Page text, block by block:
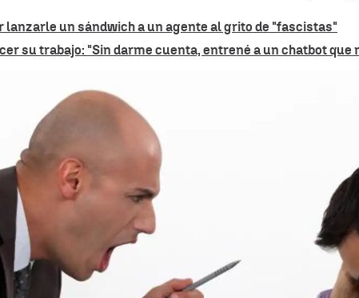
lanzarle un sándwich a un agente al grito de "fascistas"
su trabajo: "Sin darme cuenta, entrené a un chatbot que